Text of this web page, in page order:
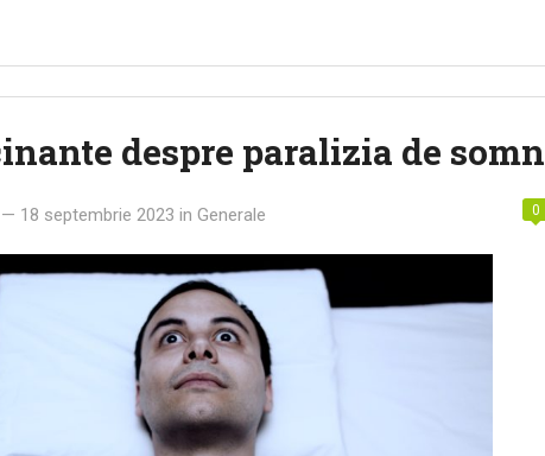
despre paralizia de somn
— 18 septembrie 2023 in Generale 0